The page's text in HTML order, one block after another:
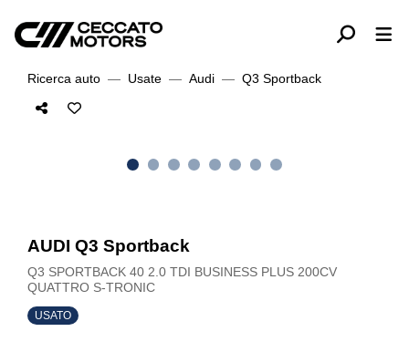
Ricerca auto Usate Audi Q3 Sportback
AUDI Q3 Sportback
Q3 SPORTBACK 40 2.0 TDI BUSINESS PLUS 200CV
QUATTRO S-TRONIC
USATO